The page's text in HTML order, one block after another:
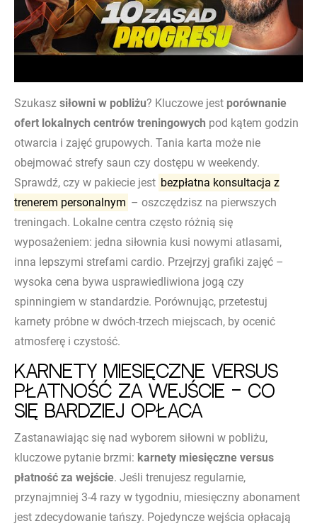
Szukasz siłowni w pobliżu? Kluczowe jest porównanie
ofert lokalnych centrów treningowych pod kątem godzin
otwarcia i zajęć grupowych. Tania karta może nie
obejmować strefy saun czy dostępu w weekendy.
Sprawdź, czy w pakiecie jest bezpłatna konsultacja z
trenerem personalnym – oszczędzisz na pierwszych
treningach. Lokalne centra często różnią się
wyposażeniem: jedna siłownia kusi nowymi atlasami,
inna lepszymi strefami cardio. Przejrzyj grafiki zajęć –
wysoka cena bywa usprawiedliwiona jogą czy
spinningiem w standardzie. Porównując, przetestuj
karnety próbne w dwóch-trzech miejscach, by ocenić
atmosferę i czystość.
Karnety miesięczne versus
płatność za wejście – co
się bardziej opłaca
Zastanawiając się nad wyborem siłowni w pobliżu,
kluczowe pytanie brzmi: karnety miesięczne versus
płatność za wejście. Jeśli trenujesz regularnie,
przynajmniej 3-4 razy w tygodniu, miesięczny abonament
jest zdecydowanie tańszy. Pojedyncze wejścia opłacają